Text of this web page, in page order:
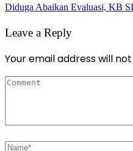
Diduga Abaikan Evaluasi, KB
Leave a Reply
Your email address will